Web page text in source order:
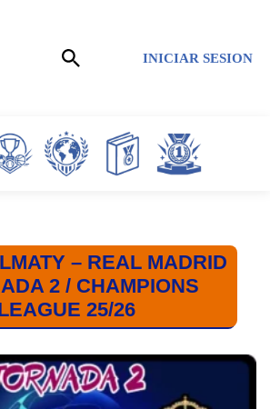
INICIAR SESION
– REAL MADRID
2 / CHAMPIONS
25/26